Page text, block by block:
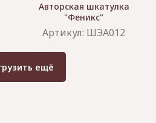
Авторская шкатулка
"Феникс"
Артикул: ШЭА012
ещё